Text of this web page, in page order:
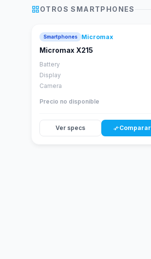
grid_viewOTROSSMARTPHONES
Smartphones Micromax
Micromax X215
Battery
Display
Camera
Precio no disponible
Ver specs compare_arrowsComparar